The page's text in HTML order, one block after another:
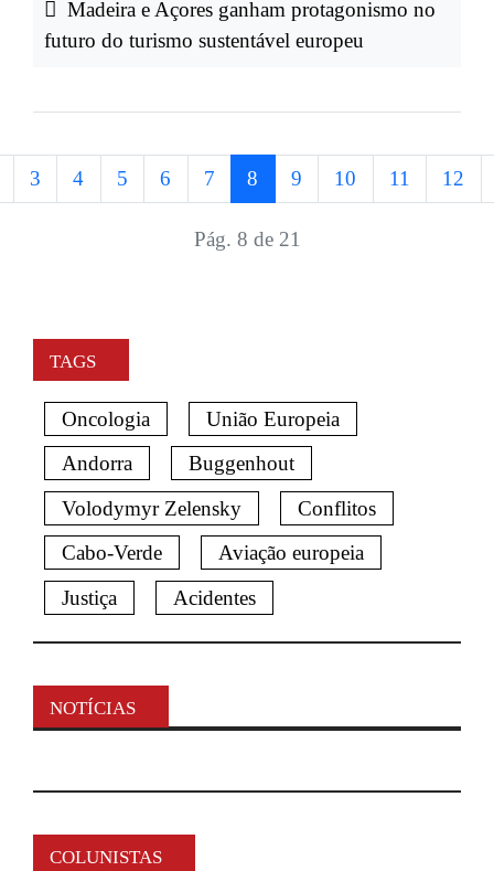
Madeira e Açores ganham protagonismo no
futuro do turismo sustentável europeu
3 4 5 6 7 8 9 10 11 12
Pág. 8 de 21
TAGS
Oncologia
União Europeia
Andorra
Buggenhout
Volodymyr Zelensky
Conflitos
Cabo-Verde
Aviação europeia
Justiça
Acidentes
NOTÍCIAS
COLUNISTAS